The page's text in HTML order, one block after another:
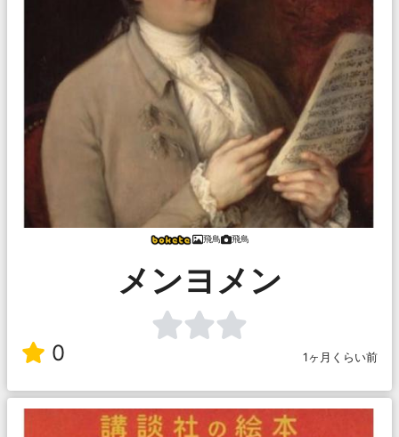
飛鳥 飛鳥
メンヨメン
0 1ヶ月くらい前